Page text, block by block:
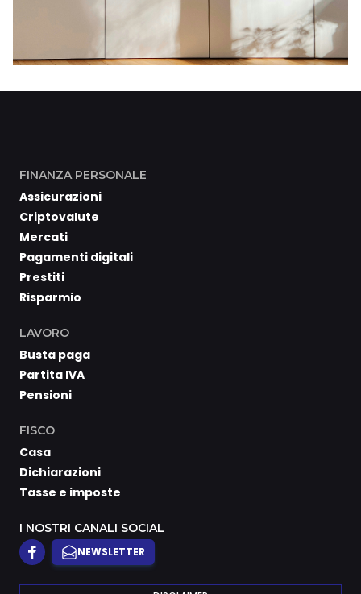
FINANZA PERSONALE
Assicurazioni
Criptovalute
Mercati
Pagamenti digitali
Prestiti
Risparmio
LAVORO
Busta paga
Partita IVA
Pensioni
FISCO
Casa
Dichiarazioni
Tasse e imposte
I NOSTRI CANALI SOCIAL
NEWSLETTER